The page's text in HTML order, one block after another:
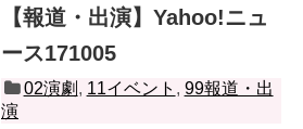
【報道・出演】Yahoo!ニュ
ース171005
02演劇 , 11イベント , 99報道・出
演